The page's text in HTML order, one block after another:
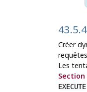
Créer
Les
Section
EXECUTE